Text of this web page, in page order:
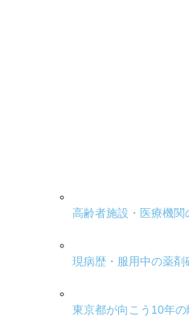
高齢者施設・医療機
現病歴・服用中の薬
東京都が向こう10年